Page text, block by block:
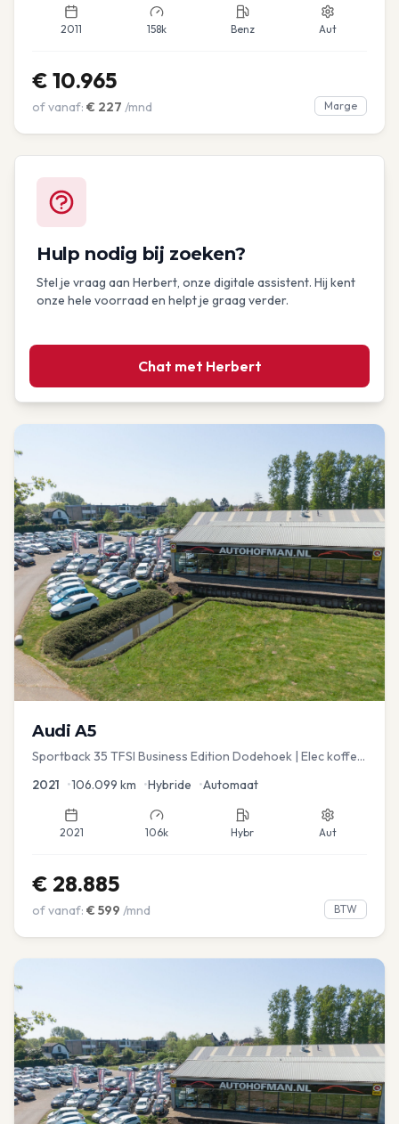
2011 158k Benz Aut
€ 10.965
of vanaf: € 227 /mnd Marge
Hulp nodig bij zoeken?
Stel je vraag aan Herbert, onze digitale assistent. Hij kent
onze hele voorraad en helpt je graag verder.
Chat met Herbert
Audi A5
Sportback 35 TFSI Business Edition Dodehoek | Elec koffer
2021 •106.099 km •Hybride •Automaat
2021 106k Hybr Aut
€ 28.885
of vanaf: € 599 /mnd BTW